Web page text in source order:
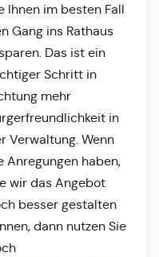
Ihnen im besten Fall
Gang ins Rathaus
Das ist ein
Schritt in
mehr
in
Verwaltung. Wenn
Anregungen haben,
wir das Angebot
besser gestalten
dann nutzen Sie